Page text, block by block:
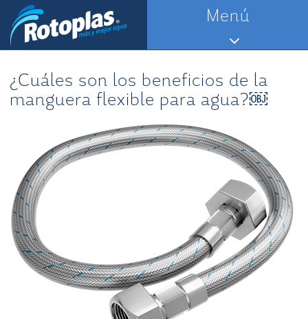
Saltar
contenido
Menú
¿Cuáles son los beneficios de la
manguera flexible para agua?￼